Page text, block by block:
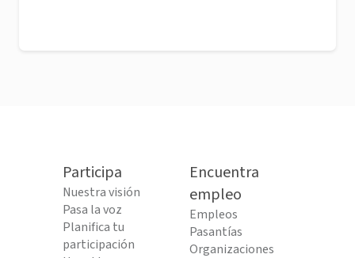
Participa
Nuestra visión
Pasa la voz
Planifica tu
participación
Encuentra
empleo
Empleos
Pasantías
Organizaciones